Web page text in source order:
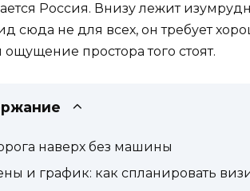
Россия. Внизу лежит
сюда не для всех, он требует
простора того стоят.
наверх без машины
и график: как спланировать